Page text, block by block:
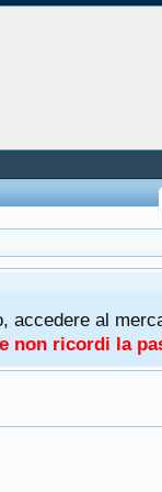
accedere al
non ricordi la